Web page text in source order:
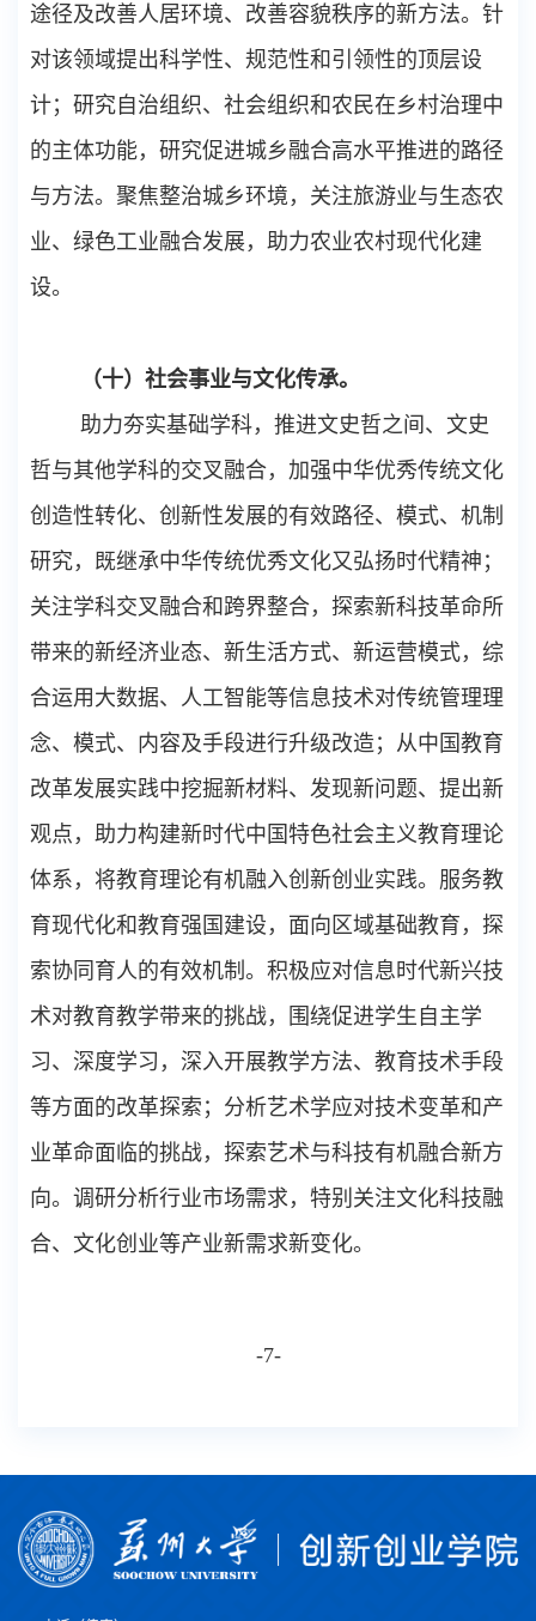
途径及改善人居环境、改善容貌秩序的新方法。针
对该领域提出科学性、规范性和引领性的顶层设
计；研究自治组织、社会组织和农民在乡村治理中
的主体功能，研究促进城乡融合高水平推进的路径
与方法。聚焦整治城乡环境，关注旅游业与生态农
业、绿色工业融合发展，助力农业农村现代化建
设。
（十）社会事业与文化传承。
助力夯实基础学科，推进文史哲之间、文史
哲与其他学科的交叉融合，加强中华优秀传统文化
创造性转化、创新性发展的有效路径、模式、机制
研究，既继承中华传统优秀文化又弘扬时代精神；
关注学科交叉融合和跨界整合，探索新科技革命所
带来的新经济业态、新生活方式、新运营模式，综
合运用大数据、人工智能等信息技术对传统管理理
念、模式、内容及手段进行升级改造；从中国教育
改革发展实践中挖掘新材料、发现新问题、提出新
观点，助力构建新时代中国特色社会主义教育理论
体系，将教育理论有机融入创新创业实践。服务教
育现代化和教育强国建设，面向区域基础教育，探
索协同育人的有效机制。积极应对信息时代新兴技
术对教育教学带来的挑战，围绕促进学生自主学
习、深度学习，深入开展教学方法、教育技术手段
等方面的改革探索；分析艺术学应对技术变革和产
业革命面临的挑战，探索艺术与科技有机融合新方
向。调研分析行业市场需求，特别关注文化科技融
合、文化创业等产业新需求新变化。
-7-